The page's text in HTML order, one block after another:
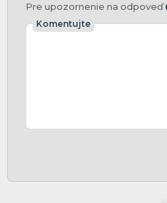
Pre upozornenie na odpoveď
Komentujte